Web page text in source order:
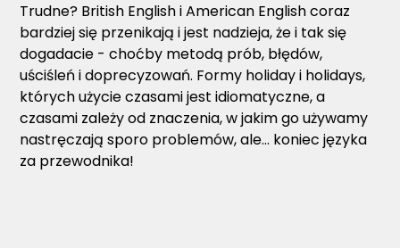
Trudne? British English i American English coraz
bardziej się przenikają i jest nadzieja, że i tak się
dogadacie - choćby metodą prób, błędów,
uściśleń i doprecyzowań. Formy holiday i holidays,
których użycie czasami jest idiomatyczne, a
czasami zależy od znaczenia, w jakim go używamy
nastręczają sporo problemów, ale... koniec języka
za przewodnika!